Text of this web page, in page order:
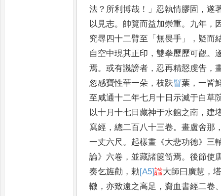
法 ？ 所利博哉 ！」忍執情膠固 ，遂
以見志。 帥覽而益加崇重。 九年 ，
究尋四十二臂至 「無畏手 」， 疑而
自空中現其正印 ，雙拳歷歷可觀。
焉。或有譏謗者 ，忍再精慤虔告 ，
忽感寶性華一朵 ，枝趺𩬞葉 ，一皆
至咸通十二年七月十日示滅于白草
以十月十七 日藏神于水館之南 ，建
寫經 ，總二百八十三卷。畫盧舍那
一丈六尺 。 起樣畫 《大悲功德》三
論》 六卷 ， 並藏諸篋笥焉。後節使
奏乞旌勸 ，勅[A5]諡大師曰廣慧 ，
轍 ，亦致遠之高足 ，齎血書經二卷